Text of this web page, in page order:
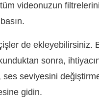
videonuzun filtrelerini
de ekleyebilirsiniz.
sonra,
ses seviyesini
gidin.